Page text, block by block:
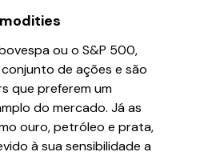
ou o S&P 500,
de ações e são
que preferem um
do mercado. Já as
ouro, petróleo e prata,
à sua sensibilidade a